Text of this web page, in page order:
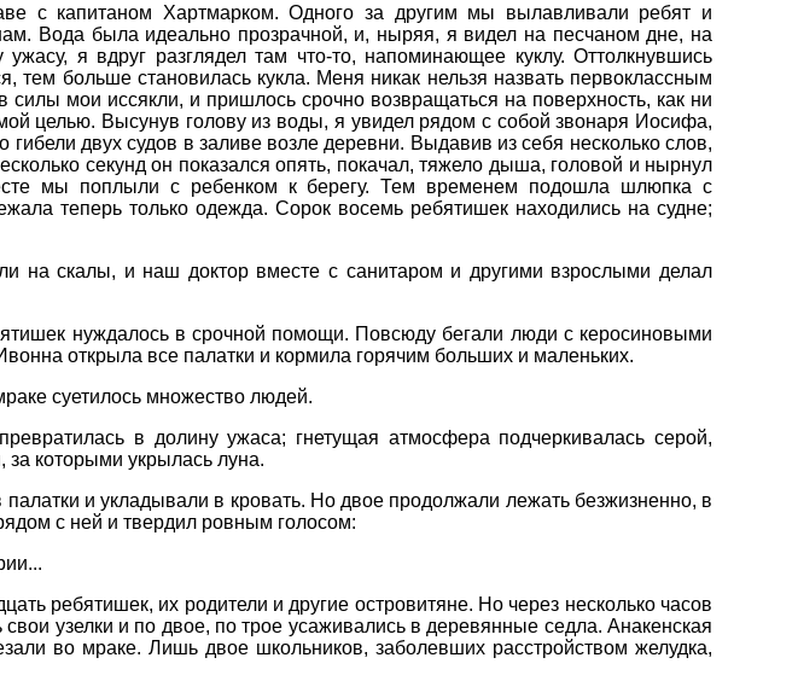
с капитаном Хартмарком. Одного за другим мы вылавливали ребят и
Вода была идеально прозрачной, и, ныряя, я видел на песчаном дне, на
я вдруг разглядел там что-то, напоминающее куклу. Оттолкнувшись
больше становилась кукла. Меня никак нельзя назвать первоклассным
мои иссякли, и пришлось срочно возвращаться на поверхность, как ни
целью. Высунув голову из воды, я увидел рядом с собой звонаря Иосифа,
двух судов в заливе возле деревни. Выдавив из себя несколько слов,
секунд он показался опять, покачал, тяжело дыша, головой и нырнул
мы поплыли с ребенком к берегу. Тем временем подошла шлюпка с
теперь только одежда. Сорок восемь ребятишек находились на судне;
на скалы, и наш доктор вместе с санитаром и другими взрослыми делал
нуждалось в срочной помощи. Повсюду бегали люди с керосиновыми
открыла все палатки и кормила горячим больших и маленьких.
суетилось множество людей.
в долину ужаса; гнетущая атмосфера подчеркивалась серой,
которыми укрылась луна.
и укладывали в кровать. Но двое продолжали лежать безжизненно, в
с ней и твердил ровным голосом:
ребятишек, их родители и другие островитяне. Но через несколько часов
узелки и по двое, по трое усаживались в деревянные седла. Анакенская
во мраке. Лишь двое школьников, заболевших расстройством желудка,